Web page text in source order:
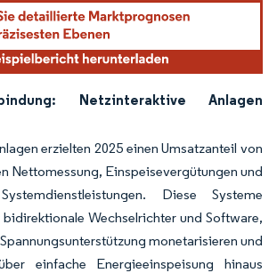
Netzinteraktive Anlagen
erzielten 2025 einen Umsatzanteil von
Nettomessung, Einspeisevergütungen und
Diese Systeme
Wechselrichter und Software,
monetarisieren und
einfache Energieeinspeisung hinaus